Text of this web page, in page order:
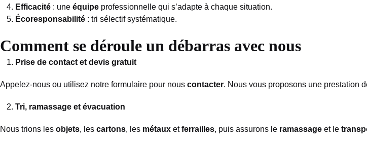
Efficacité : une équipe professionnelle qui s’adapte à chaque situation.
Écoresponsabilité : tri sélectif systématique.
Comment se déroule un débarras avec nous
Prise de contact et devis gratuit
Appelez-nous ou utilisez notre formulaire pour nous contacter. Nous vous proposons une prestation
Tri, ramassage et évacuation
Nous trions les objets, les cartons, les métaux etferrailles, puis assurons le ramassage et le